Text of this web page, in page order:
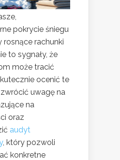
pokrycie śniegu
rosnące rachunki
to sygnały, że
może tracić
ocenić te
uwagę na
na
oraz
audyt
, który pozwoli
konkretne